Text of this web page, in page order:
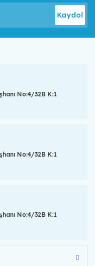
Kaydol
No:4/32B K:1
No:4/32B K:1
No:4/32B K:1